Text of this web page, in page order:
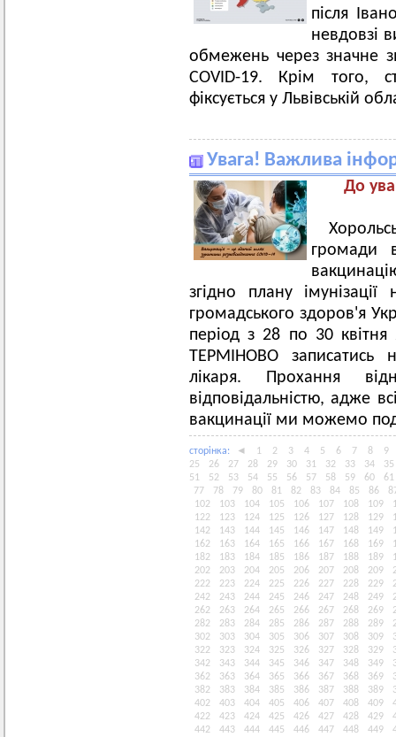
після
невдовзі
обмежень через значне
COVID-19. Крім того,
фіксується у Львівській
Увага! Важлива
До
громади
згідно плану
громадського здоров'я
період з 28 по 30
ТЕРМІНОВО записатись
лікаря. Прохання
відповідальністю, адже
вакцинації ми можемо
сторiнка: ◄ 1 2 3 4 5 6 7 8
9
25
26 27 28 29 30 31 32 33 34
35
51
52 53 54 55 56 57 58 59 60
61
77
78 79 80 81 82 83 84 85 86
102
103 104 105 106 107 108 109
122
123 124 125 126 127 128 129
142
143 144 145 146 147 148 149
162
163 164 165 166 167 168 169
182
183 184 185 186 187 188 189
202
203 204 205 206 207 208 209
222
223 224 225 226 227 228 229
242
243 244 245 246 247 248 249
262
263 264 265 266 267 268 269
282
283 284 285 286 287 288 289
302
303 304 305 306 307 308 309
322
323 324 325 326 327 328 329
342
343 344 345 346 347 348 349
362
363 364 365 366 367 368 369
382
383 384 385 386 387 388 389
402
403 404 405 406 407 408 409
422
423 424 425 426 427 428 429
442
443 444 445 446 447 448 449